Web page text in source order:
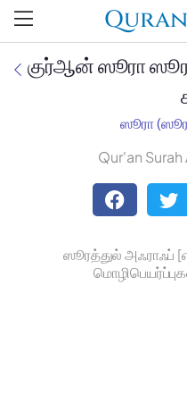
Jan Trust Foundation
Mufti Omar Sheriff
குர்ஆன் ஸூரா
ஸூரா
Qur'an
ஸூரத்துல் அஃராஃப்